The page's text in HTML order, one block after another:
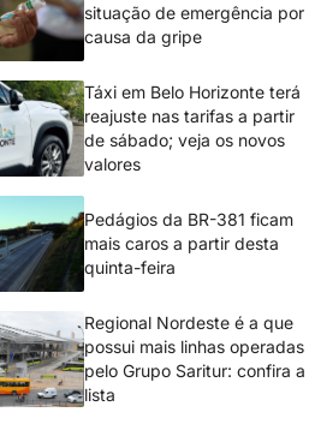
situação de emergência por
causa da gripe
Táxi em Belo Horizonte terá
reajuste nas tarifas a partir
de sábado; veja os novos
valores
Pedágios da BR-381 ficam
mais caros a partir desta
quinta-feira
Regional Nordeste é a que
possui mais linhas operadas
pelo Grupo Saritur: confira a
lista